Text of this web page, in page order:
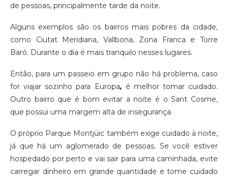
de pessoas, principalmente tarde da noite.
Alguns exemplos são os bairros mais pobres da cidade,
como Ciutat Meridiana, Vallbona, Zona Franca e Torre
Baró. Durante o dia é mais tranquilo nesses lugares.
Então, para um passeio em grupo não há problema, caso
for viajar sozinho para Europa, é melhor tomar cuidado.
Outro bairro que é bom evitar a noite é o Sant Cosme,
que possui uma margem alta de insegurança.
O próprio Parque Montjüic também exige cuidado à noite,
já que há um aglomerado de pessoas. Se você estiver
hospedado por perto e vai sair para uma caminhada, evite
carregar dinheiro em grande quantidade e tome cuidado